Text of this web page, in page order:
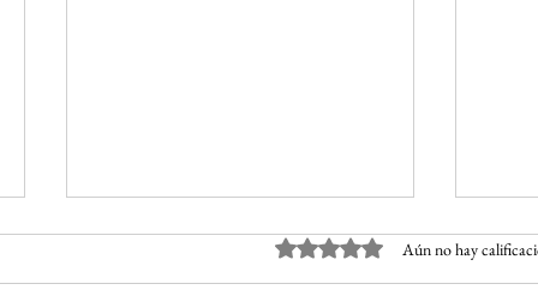
Obtuvo 0 de 5 estrellas.
Aún no hay